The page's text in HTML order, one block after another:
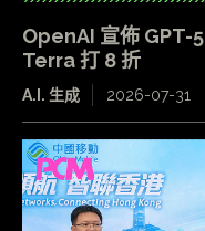
OpenAI 宣佈 GPT-
Terra 打 8 折
A.I. 生成 2026-07-31